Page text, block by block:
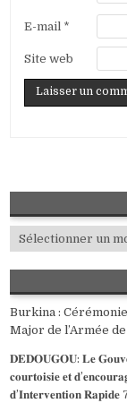
E-mail *
Site web
Archives
Burkina :
Major de l’Armée
𝐃𝐄𝐃𝐎𝐔𝐆𝐎𝐔: 𝐋𝐞
𝐜𝐨𝐮𝐫𝐭𝐨𝐢𝐬𝐢𝐞 𝐞𝐭
𝐝’𝐈𝐧𝐭𝐞𝐫𝐯𝐞𝐧𝐭𝐢𝐨𝐧 𝐑𝐚𝐩𝐢𝐝𝐞